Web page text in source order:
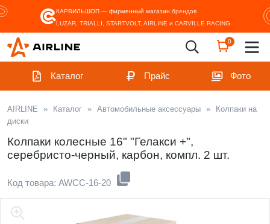
КАРВИЛЬШОП — фирменный магазин брендов
LUZAR, TRIALLI, STARTVOLT, AIRLINE и CARVILLE RACING
0
Каталог Прайс Фото
AIRLINE » Каталог » Автомобильные аксессуары »
Колпаки на
диски
Колпаки колесные 16" "Гелакси +",
серебристо-черный, карбон, компл. 2 шт.
Код товара: AWCC-16-20